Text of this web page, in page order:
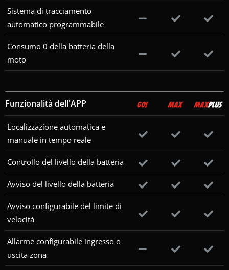
Sistema di tracciamento
automatico programmabile
Consumo 0 della batteria della
moto
Funzionalità dell'APP
Localizzazione automatica e
manuale in tempo reale
Controllo del livello della batteria
Avviso del livello della batteria
Avviso configurabile del limite di
velocità
Allarme configurabile ingresso o
uscita zona